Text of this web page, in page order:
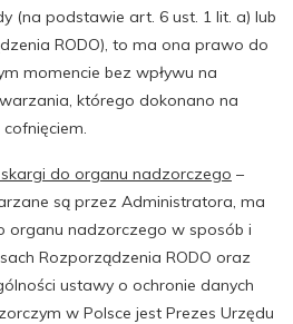
(na podstawie art. 6 ust. 1 lit. a) lub
RODO), to ma ona prawo do
momencie bez wpływu na
którego dokonano na
do organu nadzorczego –
są przez Administratora, ma
organu nadzorczego w sposób i
Rozporządzenia RODO oraz
ustawy o ochronie danych
w Polsce jest Prezes Urzędu